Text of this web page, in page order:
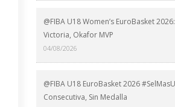
@FIBA U18 Women’s EuroBasket
Victoria, Okafor MVP
04/08/2026
@FIBA U18 EuroBasket 2026
Consecutiva, Sin Medalla